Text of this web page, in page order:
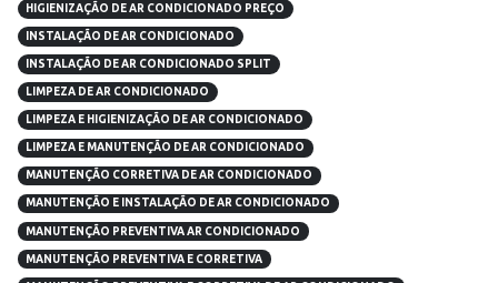
HIGIENIZAÇÃO DE AR CONDICIONADO PREÇO
INSTALAÇÃO DE AR CONDICIONADO
INSTALAÇÃO DE AR CONDICIONADO SPLIT
LIMPEZA DE AR CONDICIONADO
LIMPEZA E HIGIENIZAÇÃO DE AR CONDICIONADO
LIMPEZA E MANUTENÇÃO DE AR CONDICIONADO
MANUTENÇÃO CORRETIVA DE AR CONDICIONADO
MANUTENÇÃO E INSTALAÇÃO DE AR CONDICIONADO
MANUTENÇÃO PREVENTIVA AR CONDICIONADO
MANUTENÇÃO PREVENTIVA E CORRETIVA